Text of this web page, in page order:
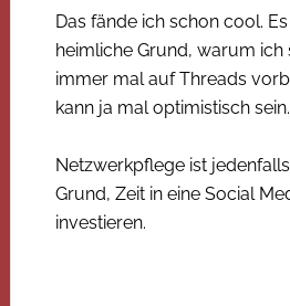
Das fände ich schon cool.
heimliche Grund, warum ich
immer mal auf Threads
kann ja mal optimistisch sein.
Netzwerkpflege ist
Grund, Zeit in eine Social
investieren.